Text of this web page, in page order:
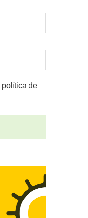
política de